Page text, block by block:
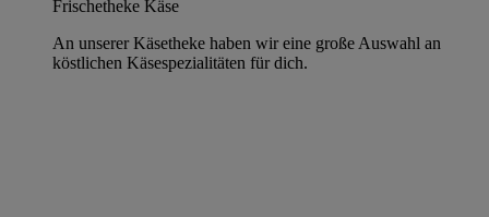
Frischetheke Käse
An unserer Käsetheke haben wir eine große Auswahl an
köstlichen Käsespezialitäten für dich.